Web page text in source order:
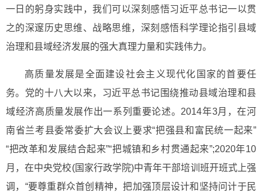
一日的躬身实践中，我们可以深刻感悟习近平总书记一以贯
之的深邃历史思维、战略思维，深刻感悟科学理论指引县域
治理和县域经济发展的强大真理力量和实践伟力。
高质量发展是全面建设社会主义现代化国家的首要任
务。党的十八大以来，习近平总书记围绕推动县域治理和县
域经济高质量发展作出一系列重要论述。2014年3月，在河
南省兰考县委常委扩大会议上要求“把强县和富民统一起来”
“把改革和发展结合起来”“把城镇和乡村贯通起来”;2020年10
月，在中央党校(国家行政学院)中青年干部培训班开班式上强
调，“要尊重群众首创精神，把加强顶层设计和坚持问计于民